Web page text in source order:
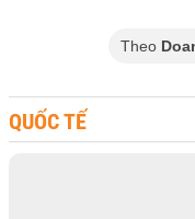
Theo
QUỐC TẾ